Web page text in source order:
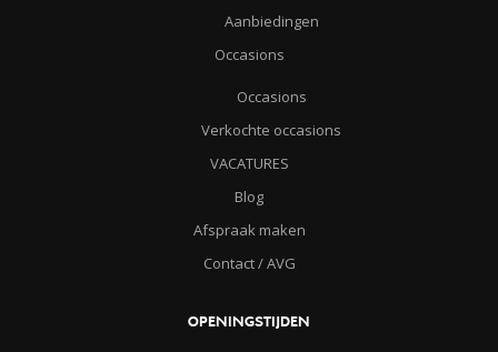
Aanbiedingen
Occasions
Occasions
Verkochte occasions
VACATURES
Blog
Afspraak maken
Contact / AVG
OPENINGSTIJDEN